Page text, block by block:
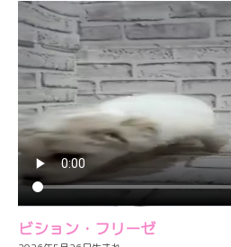
ビション・フリーゼ